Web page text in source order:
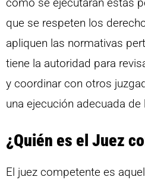
que se respeten los
apliquen las normativas
tiene la autoridad para
y coordinar con otros
una ejecución adecuada de
¿Quién es el Juez
El juez competente es